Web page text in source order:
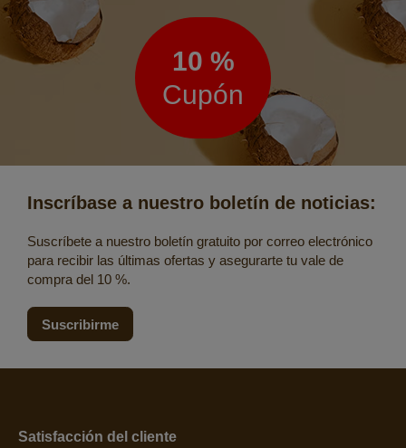
de
noticias
10 %
Cupón
Inscríbase a nuestro boletín de noticias:
Suscríbete a nuestro boletín gratuito por correo electrónico
para recibir las últimas ofertas y asegurarte tu vale de
compra del 10 %.
Suscribirme
Satisfacción del cliente